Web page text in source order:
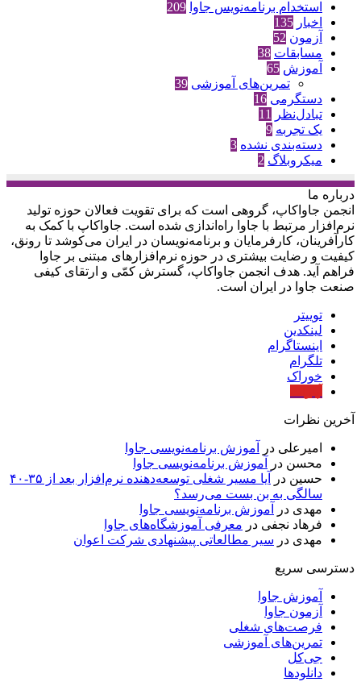
استخدام برنامه‌نویس جاوا 209
اخبار 135
آزمون 52
مسابقات 38
آموزش 65
تمرین‌های آموزشی 39
دستگرمی 16
تبادل‌نظر
11
یک تجربه 9
دسته‌بندی نشده 3
میکروبلاگ 2
درباره‌ ما
انجمن جاواکاپ، گروهی است که برای تقویت فعالان حوزه‌ تولید
نرم‌افزار مرتبط با جاوا راه‌اندازی شده است. جاواکاپ با کمک به
کارآفرینان، کارفرمایان و برنامه‌نویسان در ایران می‌کوشد تا رونق،
کیفیت و رضایت بیشتری در حوزه‌ نرم‌افزارهای مبتنی بر جاوا
فراهم آید. هدف انجمن جاواکاپ، گسترش کمّی و ارتقای کیفی
صنعت جاوا در ایران است.
توییتر
لینکدین
اینستاگرام
تلگرام
خوراک
آخرین نظرات
امیرعلی در
آموزش برنامه‌نویسی جاوا
محسن در
آموزش برنامه‌نویسی جاوا
حسین در
آیا مسیر شغلی توسعه‌دهنده نرم‌افزار بعد از ۳۵-۴۰
سالگی به بن بست می‌رسد؟
مهدی در
آموزش برنامه‌نویسی جاوا
فرهاد نجفی در معرفی آموزشگاه‌های جاوا
مهدی در سیر مطالعاتی پیشنهادی شرکت اعوان
دسترسی سریع
آموزش جاوا
آزمون جاوا
فرصت‌های شغلی
تمرین‌های آموزشی
جی‌کل
دانلودها